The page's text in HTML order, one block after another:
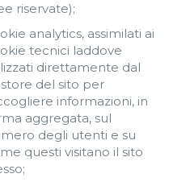
riservate);
analytics, assimilati ai
tecnici laddove
direttamente dal
del sito per
informazioni, in
aggregata, sul
degli utenti e su
questi visitano il sito